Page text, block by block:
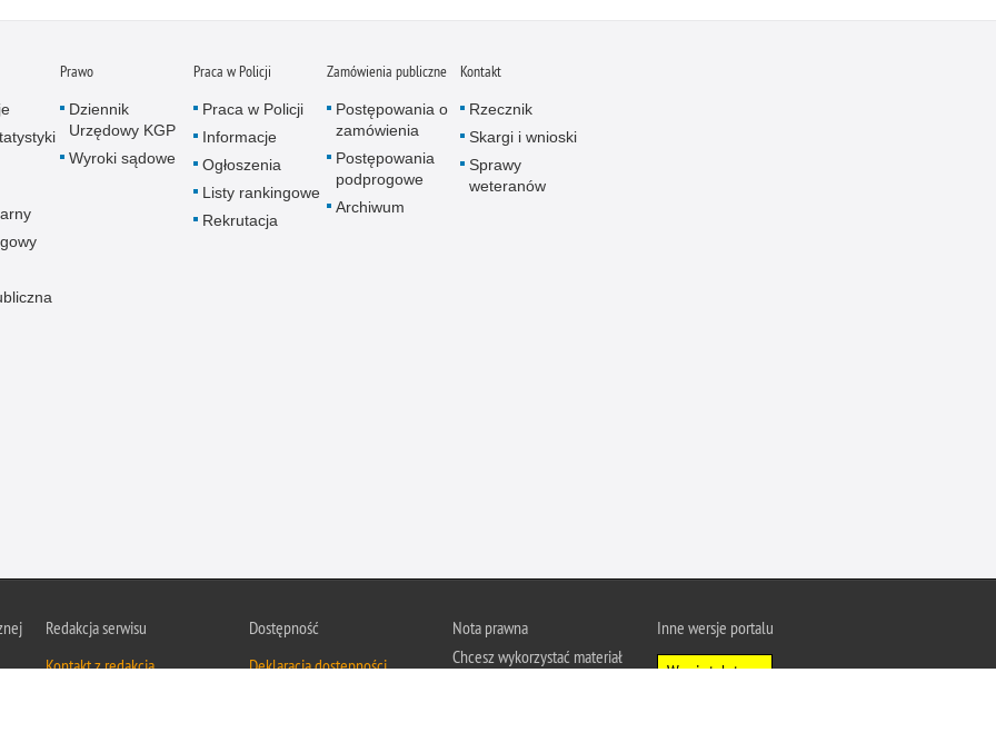
Prawo
Dziennik
Urzędowy KGP
Wyroki sądowe
Praca w Policji
Praca w Policji
Informacje
Ogłoszenia
Listy rankingowe
Rekrutacja
Zamówienia publiczne
Postępowania o
zamówienia
Postępowania
podprogowe
Archiwum
Kontakt
Rzecznik
Skargi i wnioski
Sprawy
weteranów
Redakcja serwisu
Kontakt z redakcją
Dostępność
Deklaracja dostępności
Nota prawna
Chcesz wykorzystać materiał
Inne wersje portalu
Wersja tekstowa